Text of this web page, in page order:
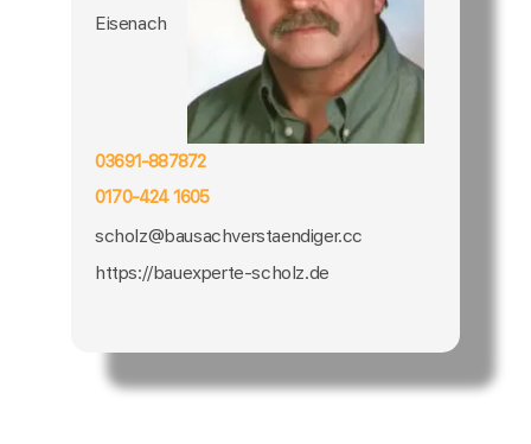
Eisenach
03691-887872
0170-424 1605
scholz@bausachverstaendiger.cc
https://bauexperte-scholz.de